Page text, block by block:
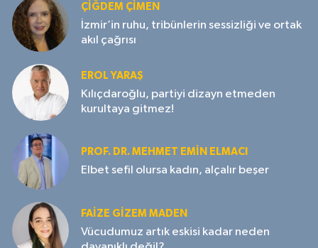
ÇIĞDEM ÇIMEN
İzmir’in ruhu, tribünlerin sessizliği ve ortak
akıl çağrısı
EROL YARAŞ
Kılıçdaroğlu, partiyi dizayn etmeden
kurultaya gitmez!
PROF. DR. MEHMET EMIN ELMACI
Elbet sefil olursa kadın, alçalır beşer
FAIZE GIZEM MADEN
Vücudumuz artık eskisi kadar neden